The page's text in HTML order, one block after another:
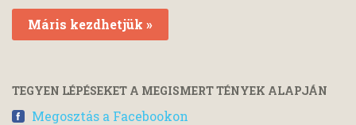
Máris kezdhetjük »
TEGYEN LÉPÉSEKET A MEGISMERT TÉNYEK ALAPJÁN
Megosztás a Facebookon